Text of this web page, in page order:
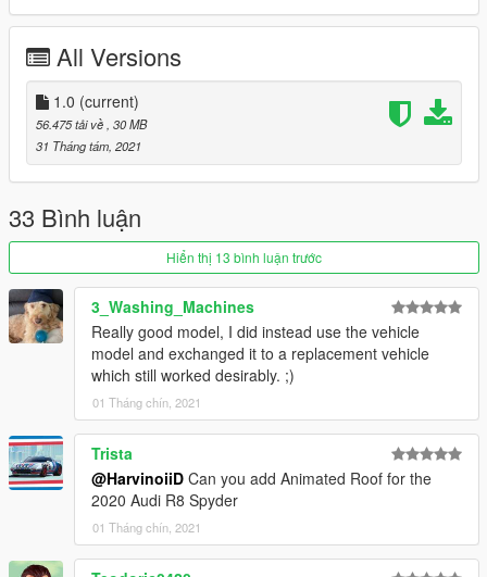
Features:
- HQ exterior, Interior
- HQ mirror reflections
- Working digital dials
- All lights functioning properly
- Breakable glass and lights
- Hands on steering wheel
- Custom Handling
- Dirtmap
* [PAINT:2] Seat
* [PAINT:6] Roof
* [PAINT:4] Rim & Caliper
* [PAINT:7] DRL
||lI|II||||lI|II||||lI|II||||lI|II||||lI|II||||lI|II||||lI changelog
|II||||lI|II||||lI|II||||lI|II||||lI|II||||lI|II||||lI|II||||lI|II||||lI|II|||
Version 1.0
- Release
||lI|II||||lI|II||||lI|II||||lI|II||||lI|II||||lI|II||||lI Installation
|II||||lI|II||||lI|II||||lI|II||||lI|II||||lI|II||||lI|II||||lI|II||||lI|II|||
All Versions
1.0 (current)
56.475 tải về , 30 MB
31 Tháng tám, 2021
33 Bình luận
Hiển thị 13 bình luận trước
3_Washing_Machines
Really good model, I did instead use the vehicle
model and exchanged it to a replacement vehicle
which still worked desirably. ;)
01 Tháng chín, 2021
Trista
@HarvinoiiD Can you add Animated Roof for the
2020 Audi R8 Spyder
01 Tháng chín, 2021